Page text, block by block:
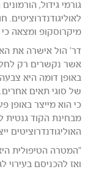
גורמי גידול,
מיקרוסקופ ומצאה כי 60% מהם נראו כתאים אוליגודנדרוציטים.
דר' הול אישרה את
אשר נקשרים רק
באופן דומה היא צבעה
של סוגי תאים אחרים.
כי הוא מייצר באופן
מבחינת הקוד גנטית
האוליגודנדרוציטים
"המטרה הטיפולית
ואז להכניסם